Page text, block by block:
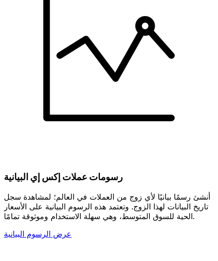
رسومات عملات إكس إي البيانية
أنشئ رسمًا بيانيًا لأي زوج من العملات في العالم؛ لمشاهدة سجل
تاريخ البيانات لهذا الزوج. وتعتمد هذه الرسوم البيانية على الأسعار
الحية للسوق المتوسط، وهي سهلة الاستخدام وموثوقة تمامًا.
عرض الرسوم البيانية